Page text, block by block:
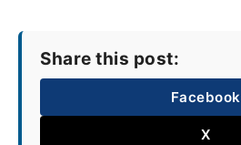
Share this post:
Facebook
X